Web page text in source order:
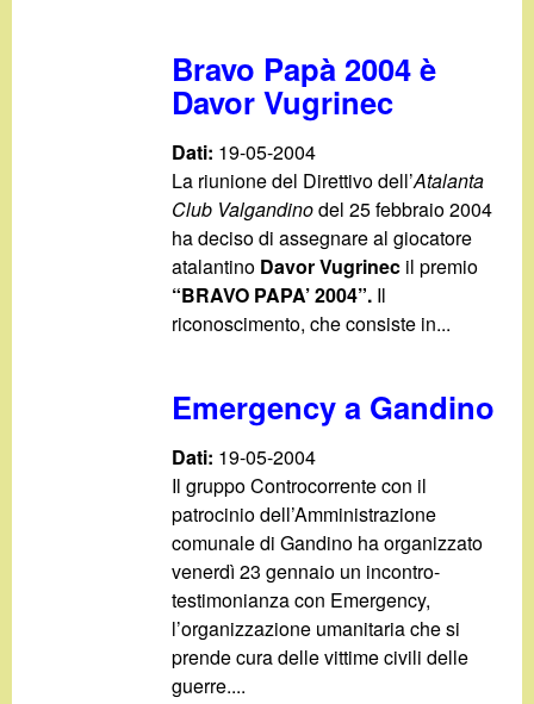
Bravo Papà 2004 è
Davor Vugrinec
Dati: 19-05-2004
La riunione del Direttivo dell’Atalanta
Club Valgandinodel 25 febbraio 2004
ha deciso di assegnare al giocatore
atalantino Davor Vugrinec il premio
“BRAVO PAPA’ 2004”. Il
riconoscimento, che consiste in...
Emergency a Gandino
Dati: 19-05-2004
Il gruppo Controcorrente con il
patrocinio dell’Amministrazione
comunale di Gandino ha organizzato
venerdì 23 gennaio un incontro-
testimonianza con Emergency,
l’organizzazione umanitaria che si
prende cura delle vittime civili delle
guerre....